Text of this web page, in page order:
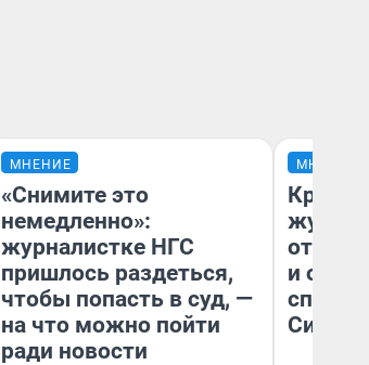
МНЕНИЕ
«Снимите это
немедленно»:
журналистке НГС
пришлось раздеться,
чтобы попасть в суд, —
на что можно пойти
ради новости
МНЕНИЕ
и
споре